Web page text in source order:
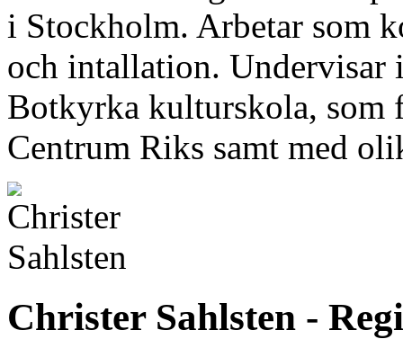
i Stockholm. Arbetar som
och intallation.
Botkyrka kulturskola, som
Centrum Riks samt med
Christer Sahlsten -